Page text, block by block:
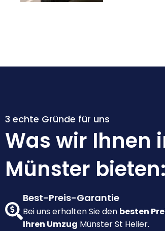
3 echte Gründe für uns
Was wir Ihnen
Münster bieten:
Best-Preis-Garantie
Bei uns erhalten Sie den besten
Ihren Umzug Münster St Helier.